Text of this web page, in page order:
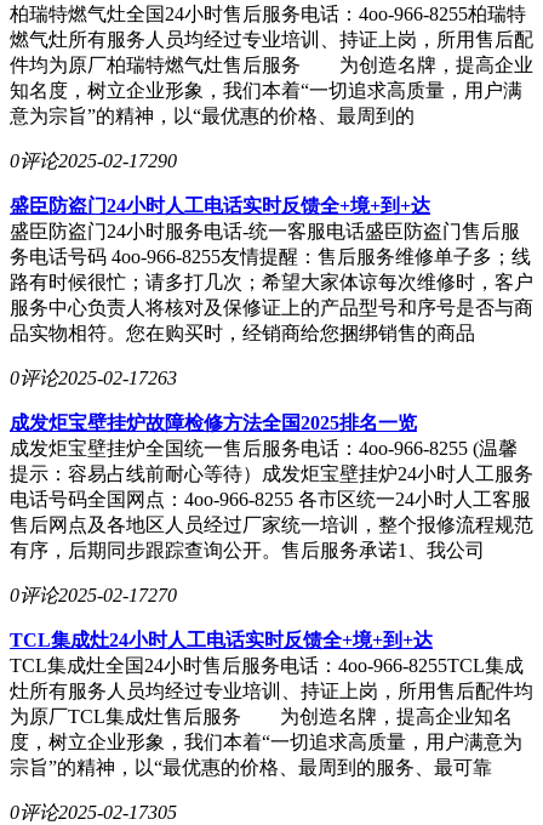
柏瑞特燃气灶全国24小时售后服务电话：4oo-966-8255柏瑞特
燃气灶所有服务人员均经过专业培训、持证上岗，所用售后配
件均为原厂柏瑞特燃气灶售后服务 为创造名牌，提高企业
知名度，树立企业形象，我们本着“一切追求高质量，用户满
意为宗旨”的精神，以“最优惠的价格、最周到的
0评论2025-02-17290
盛臣防盗门24小时人工电话实时反馈全+境+到+达
盛臣防盗门24小时服务电话-统一客服电话盛臣防盗门售后服
务电话号码 4oo-966-8255友情提醒：售后服务维修单子多；线
路有时候很忙；请多打几次；希望大家体谅每次维修时，客户
服务中心负责人将核对及保修证上的产品型号和序号是否与商
品实物相符。您在购买时，经销商给您捆绑销售的商品
0评论2025-02-17263
成发炬宝壁挂炉故障检修方法全国2025排名一览
成发炬宝壁挂炉全国统一售后服务电话：4oo-966-8255 (温馨
提示：容易占线前耐心等待）成发炬宝壁挂炉24小时人工服务
电话号码全国网点：4oo-966-8255 各市区统一24小时人工客服
售后网点及各地区人员经过厂家统一培训，整个报修流程规范
有序，后期同步跟踪查询公开。售后服务承诺1、我公司
0评论2025-02-17270
TCL集成灶24小时人工电话实时反馈全+境+到+达
TCL集成灶全国24小时售后服务电话：4oo-966-8255TCL集成
灶所有服务人员均经过专业培训、持证上岗，所用售后配件均
为原厂TCL集成灶售后服务 为创造名牌，提高企业知名
度，树立企业形象，我们本着“一切追求高质量，用户满意为
宗旨”的精神，以“最优惠的价格、最周到的服务、最可靠
0评论2025-02-17305